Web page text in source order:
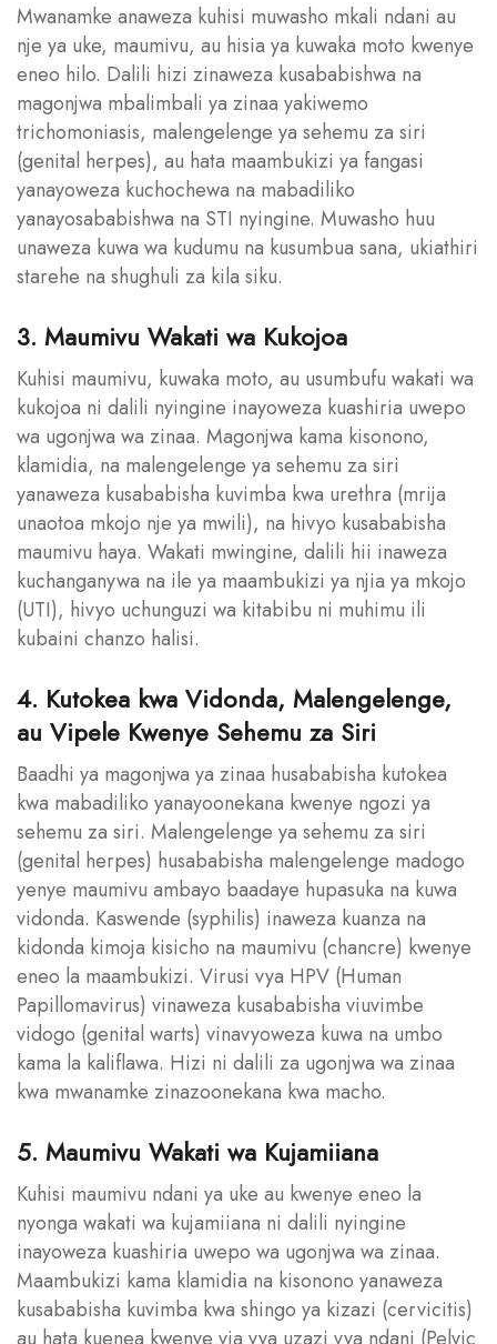
Mwanamke anaweza kuhisi muwasho mkali ndani au
nje ya uke, maumivu, au hisia ya kuwaka moto kwenye
eneo hilo. Dalili hizi zinaweza kusababishwa na
magonjwa mbalimbali ya zinaa yakiwemo
trichomoniasis, malengelenge ya sehemu za siri
(genital herpes), au hata maambukizi ya fangasi
yanayoweza kuchochewa na mabadiliko
yanayosababishwa na STI nyingine. Muwasho huu
unaweza kuwa wa kudumu na kusumbua sana, ukiathiri
starehe na shughuli za kila siku.
3. Maumivu Wakati wa Kukojoa
Kuhisi maumivu, kuwaka moto, au usumbufu wakati wa
kukojoa ni dalili nyingine inayoweza kuashiria uwepo
wa ugonjwa wa zinaa. Magonjwa kama kisonono,
klamidia, na malengelenge ya sehemu za siri
yanaweza kusababisha kuvimba kwa urethra (mrija
unaotoa mkojo nje ya mwili), na hivyo kusababisha
maumivu haya. Wakati mwingine, dalili hii inaweza
kuchanganywa na ile ya maambukizi ya njia ya mkojo
(UTI), hivyo uchunguzi wa kitabibu ni muhimu ili
kubaini chanzo halisi.
4. Kutokea kwa Vidonda, Malengelenge,
au Vipele Kwenye Sehemu za Siri
Baadhi ya magonjwa ya zinaa husababisha kutokea
kwa mabadiliko yanayoonekana kwenye ngozi ya
sehemu za siri. Malengelenge ya sehemu za siri
(genital herpes) husababisha malengelenge madogo
yenye maumivu ambayo baadaye hupasuka na kuwa
vidonda. Kaswende (syphilis) inaweza kuanza na
kidonda kimoja kisicho na maumivu (chancre) kwenye
eneo la maambukizi. Virusi vya HPV (Human
Papillomavirus) vinaweza kusababisha viuvimbe
vidogo (genital warts) vinavyoweza kuwa na umbo
kama la kaliflawa. Hizi ni dalili za ugonjwa wa zinaa
kwa mwanamke zinazoonekana kwa macho.
5. Maumivu Wakati wa Kujamiiana
Kuhisi maumivu ndani ya uke au kwenye eneo la
nyonga wakati wa kujamiiana ni dalili nyingine
inayoweza kuashiria uwepo wa ugonjwa wa zinaa.
Maambukizi kama klamidia na kisonono yanaweza
kusababisha kuvimba kwa shingo ya kizazi (cervicitis)
au hata kuenea kwenye via vya uzazi vya ndani (Pelvic